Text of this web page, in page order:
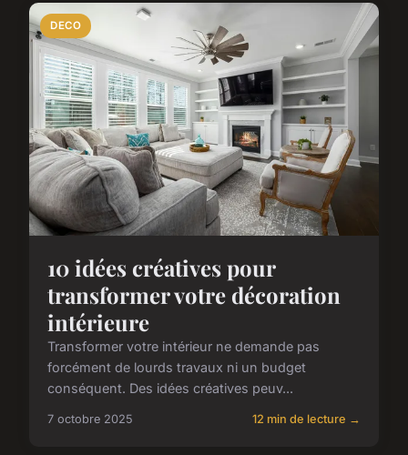
DECO
10 idées créatives pour
transformer votre décoration
intérieure
Transformer votre intérieur ne demande pas
forcément de lourds travaux ni un budget
conséquent. Des idées créatives peuv...
7 octobre 2025 12 min de lecture →